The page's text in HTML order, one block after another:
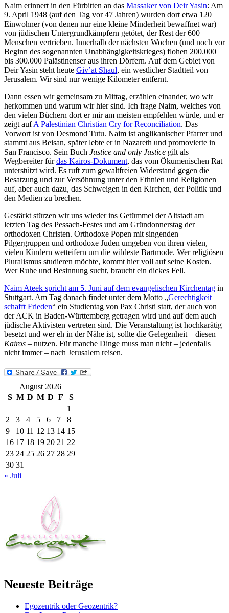
Naim erinnert in den Fürbitten an das Massaker von Deir Yasin: Am
9. April 1948 (auf den Tag vor 47 Jahren) wurden dort etwa 120
Einwohner (von denen nur eine kleine Minderheit bewaffnet war)
von jüdischen Untergrundkämpfern getötet, der Rest der 600
Menschen vertrieben. Innerhalb der nächsten Wochen (und noch vor
Beginn des sogenannten Unabhängigkeitskrieges) flohen 200.000
bis 300.000 Palästinenser aus ihren Dörfern. Auf dem Gebiet von
Deir Yasin steht heute Giv’at Shaul, ein westlicher Stadtteil von
Jerusalem. Wir sind nur wenige Kilometer entfernt.
Dann essen wir gemeinsam zu Mittag, erzählen einander, wo wir
herkommen und warum wir hier sind. Ich frage Naim, welches von
den vielen Büchern dort er mir am meisten empfehlen würde, und er
zeigt aufA Palestinian Christian Cry for Reconciliation. Das
Vorwort ist von Desmond Tutu. Naim ist anglikanischer Pfarrer und
stammt aus Beisan, später lebte er in Nazareth und promovierte in
San Francisco. Sein Buch Justice and only Justice gilt als
Wegbereiter fürdas Kairos-Dokument, das vom Ökumenischen Rat
unterstützt wird. Es ruft zum gewaltfreien Widerstand gegen die
Besatzung und zur Versöhnung unter den Ethnien und Religionen
auf, aber auch dazu, das Schweigen in den Kirchen, der Politik und
den Medien zu brechen.
Gestärkt stürzen wir uns wieder ins Getümmel der Altstadt am
letzten Tag des Pessach-Festes und am Gründonnerstag der
orthodoxen Christen. Orthodoxe Popen mit singenden
Pilgergruppen und orthodoxe Juden umgeben von ihren vielen,
vielen Kindern wetteifern um die wildeste Bartmode. Wer religiösen
Pluralismus studieren möchte, kommt hier voll auf seine Kosten.
Wer Ruhe und Besinnung sucht, braucht ein dickes Fell.
Naim Ateek spricht am 5. Juni auf dem evangelischen Kirchentag in
Stuttgart. Am Tag danach findet unter dem Motto „Gerechtigkeit
schafft Frieden“ ein Studientag von Pax Christi statt, der auch von
der ACK in Baden-Württemberg getragen wird und auf dem auch
jüdische Aktivisten vertreten sind. Die Veranstaltung ist hochkarätig
besetzt und wer eh in der Nähe ist, sollte die Gelegenheit – diesen
Kairos – nutzen. Für manche Dinge muss man nicht – jedenfalls
nicht immer – nach Jerusalem reisen.
August 2026
S M D M D F
S
1
2
3 4 5 6 7
8
9
10 11 12 13 14 15
16 17 18 19 20 21 22
23 24 25 26 27 28 29
30 31
« Juli
Neueste Beiträge
Egozentrik oder Geozentrik?